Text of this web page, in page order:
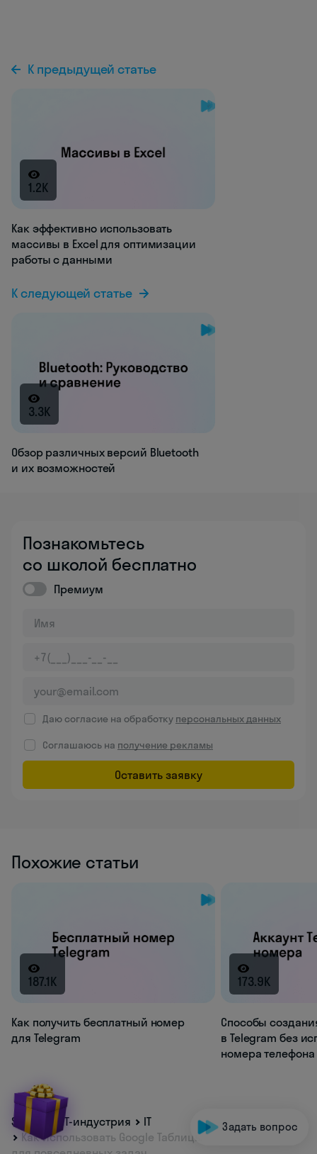
К предыдущей статье
1.2K
Как эффективно использовать
массивы в Excel для оптимизации
работы с данными
К следующей статье
3.3K
Обзор различных версий Bluetooth
и их возможностей
Познакомьтесь
со школой бесплатно
Премиум
Даю согласие на обработку персональных данных
Соглашаюсь на получение рекламы
Оставить заявку
Похожие статьи
187.1K
Как получить бесплатный номер
для Telegram
173.9K
Способы
в Telegram без
номера телефона
Skyeng IT-индустрия
IT
Как использовать Google Таблицы
Задать вопрос